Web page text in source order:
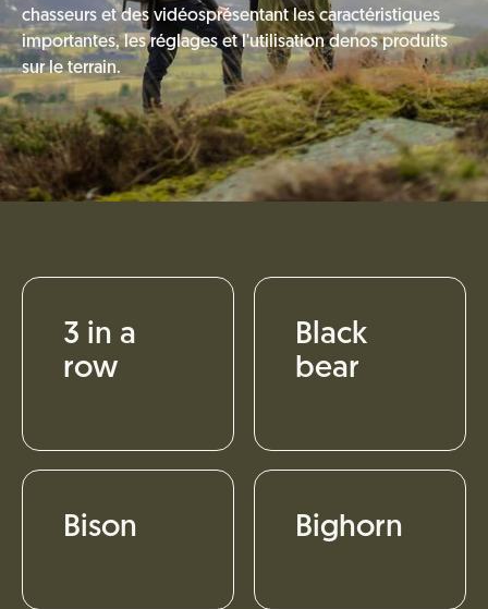
chasseurs et des vidéosprésentant les caractéristiques
importantes, les réglages et l'utilisation denos produits
sur le terrain.
3 in a
row
Black
bear
Bison Bighorn